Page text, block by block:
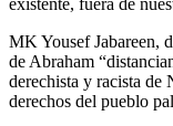
MK Yousef Jabareen,
de Abraham
derechista y racista de
derechos del pueblo